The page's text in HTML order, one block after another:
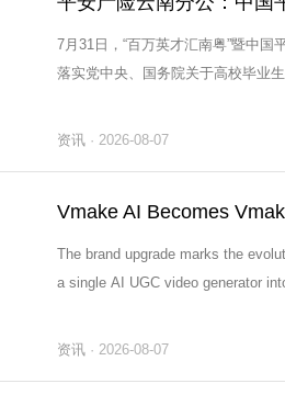
7月31日，“百万英才汇南粤”暨中
落实党中央、国务院关于高校毕业
资讯 · 2026-08-07
The brand upgrade marks the
a single AI UGC video generator
资讯 · 2026-08-07